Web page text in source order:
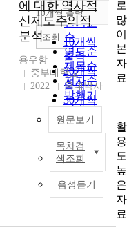
순
인기도
순
연도순
제목순
저자순
발행기
관순
내림차순
10개씩 출력
10개씩
출력
20개씩
출력
30개씩
출력
50개씩
출력
100개씩
출력
조회
에 대한 역사적
신제도주의적
분석
용우항
중부대학교
2022
국내박사
원문보기
목차검
색조회
음성듣기
로
많
이
본
자
료
활
용
도
높
은
자
료